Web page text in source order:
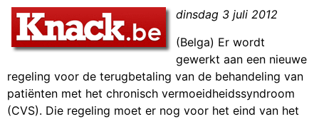
dinsdag 3 juli 2012
(Belga) Er wordt
gewerkt aan een nieuwe
regeling voor de terugbetaling van de behandeling van
patiënten met het chronisch vermoeidheidssyndroom
(CVS). Die regeling moet er nog voor het eind van het